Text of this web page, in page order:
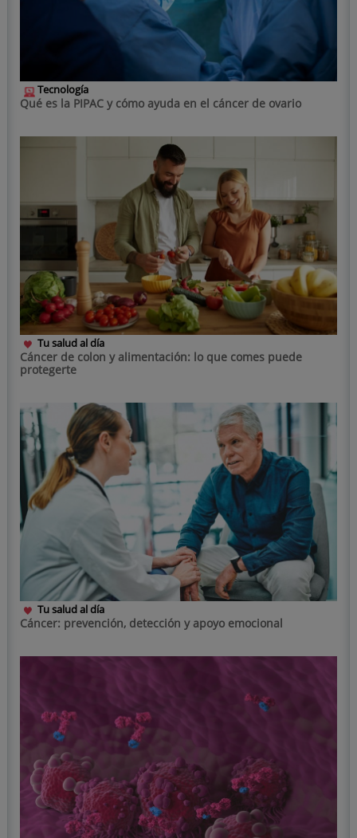
Tecnología
Qué es la PIPAC y cómo ayuda en el cáncer de ovario
Tu salud al día
Cáncer de colon y alimentación: lo que comes puede
protegerte
Tu salud al día
Cáncer: prevención, detección y apoyo emocional